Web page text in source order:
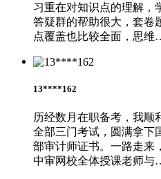
习重在对知识点的理解，
答疑群的帮助很大，套卷
点覆盖也比较全面，思
13****162
历经数月在职备考，我顺
全部三门考试，圆满拿下
部审计师证书。一路走来
中审网校全体授课老师